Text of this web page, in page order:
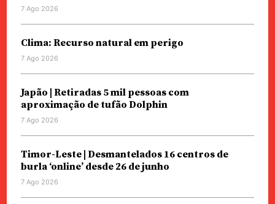
7 Ago 2026
Clima: Recurso natural em perigo
7 Ago 2026
Japão | Retiradas 5 mil pessoas com
aproximação de tufão Dolphin
7 Ago 2026
Timor-Leste | Desmantelados 16 centros de
burla ‘online’ desde 26 de junho
7 Ago 2026